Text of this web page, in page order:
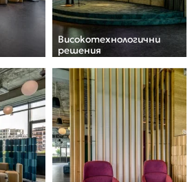
Високотехнологични
решения